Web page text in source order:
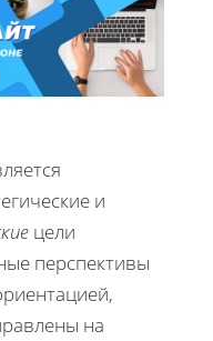
и
цели
перспективы
на